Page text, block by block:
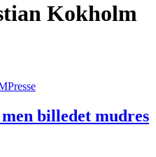
Kokholm
Presse
billedet mudres